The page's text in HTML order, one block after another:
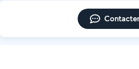
Contacter